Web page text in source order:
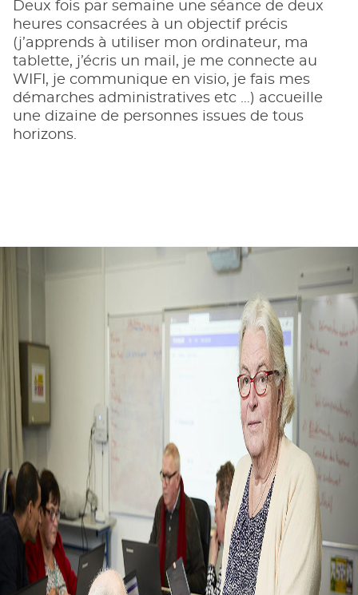
Deux fois par semaine une séance de deux
heures consacrées à un objectif précis
(j’apprends à utiliser mon ordinateur, ma
tablette, j’écris un mail, je me connecte au
WIFI, je communique en visio, je fais mes
démarches administratives etc …) accueille
une dizaine de personnes issues de tous
horizons.